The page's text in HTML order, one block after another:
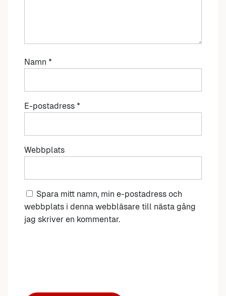
Namn *
E-postadress *
Webbplats
Spara mitt namn, min e-postadress och
webbplats i denna webbläsare till nästa gång
jag skriver en kommentar.